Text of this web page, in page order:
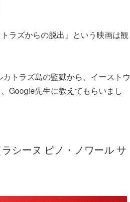
ラズからの脱出』という映画は観
トラズ島の監獄から、イーストウ
Google先生に教えてもらいまし
ラシーヌ ピノ・ノワール サ